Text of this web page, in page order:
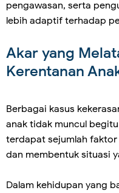
pengawasan, serta
lebih adaptif terhadap
Akar yang
Kerentanan
Berbagai kasus
anak tidak muncul
terdapat sejumlah
dan membentuk situasi
Dalam kehidupan yang